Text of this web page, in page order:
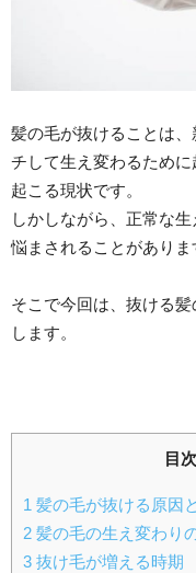
髪の毛が抜けることは
チして生え変わるため
起こる現状です。
しかしながら、正常な
悩まされることがありま
そこで今回は、抜ける
します。
目次
1 髪の毛が抜ける原因
2 髪の毛の生え変わり
3 抜け毛が増える時期